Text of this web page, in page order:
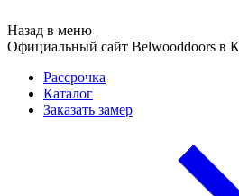
Назад в меню
Официальный сайт Belwooddoors в
Рассрочка
Каталог
Заказать замер